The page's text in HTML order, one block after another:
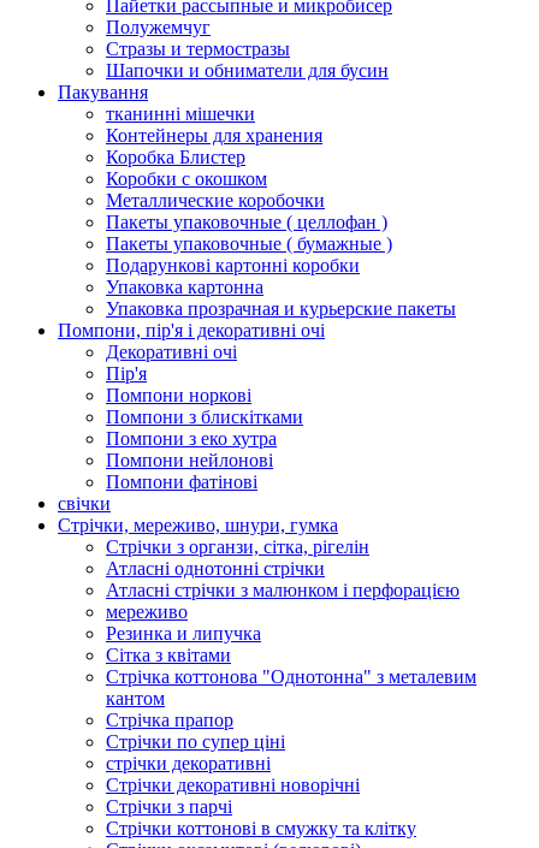
Пайетки рассыпные и микробисер
Полужемчуг
Стразы и термостразы
Шапочки и обниматели для бусин
Пакування
тканинні мішечки
Контейнеры для хранения
Коробка Блистер
Коробки с окошком
Металлические коробочки
Пакеты упаковочные ( целлофан )
Пакеты упаковочные ( бумажные )
Подарункові картонні коробки
Упаковка картонна
Упаковка прозрачная и курьерские пакеты
Помпони, пір'я і декоративні очі
Декоративні очі
Пір'я
Помпони норкові
Помпони з блискітками
Помпони з еко хутра
Помпони нейлонові
Помпони фатінові
свічки
Стрічки, мереживо, шнури, гумка
Стрічки з органзи, сітка, рігелін
Атласні однотонні стрічки
Атласні стрічки з малюнком і перфорацією
мереживо
Резинка и липучка
Сітка з квітами
Стрічка коттонова "Однотонна" з металевим
кантом
Стрічка прапор
Стрічки по супер ціні
стрічки декоративні
Стрічки декоративні новорічні
Стрічки з парчі
Стрічки коттонові в смужку та клітку